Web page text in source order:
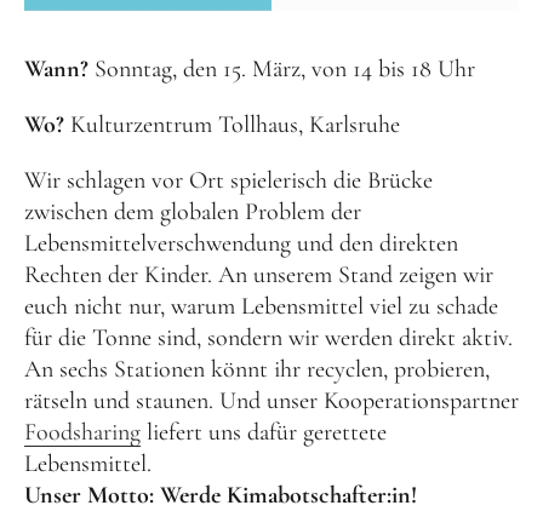
Wann? Sonntag, den 15. März, von 14 bis 18 Uhr
Wo? Kulturzentrum Tollhaus, Karlsruhe
Wir schlagen vor Ort spielerisch die Brücke
zwischen dem globalen Problem der
Lebensmittelverschwendung und den direkten
Rechten der Kinder. An unserem Stand zeigen wir
euch nicht nur, warum Lebensmittel viel zu schade
für die Tonne sind, sondern wir werden direkt aktiv.
An sechs Stationen könnt ihr recyclen, probieren,
rätseln und staunen. Und unser Kooperationspartner
Foodsharing liefert uns dafür gerettete
Lebensmittel.
Unser Motto: Werde Kimabotschafter:in!